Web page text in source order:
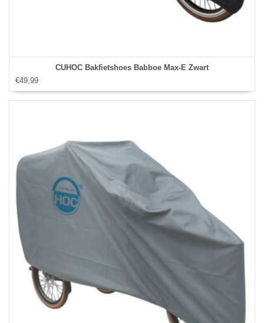
CUHOC Bakfietshoes Babboe Max-E Zwart
€49,99